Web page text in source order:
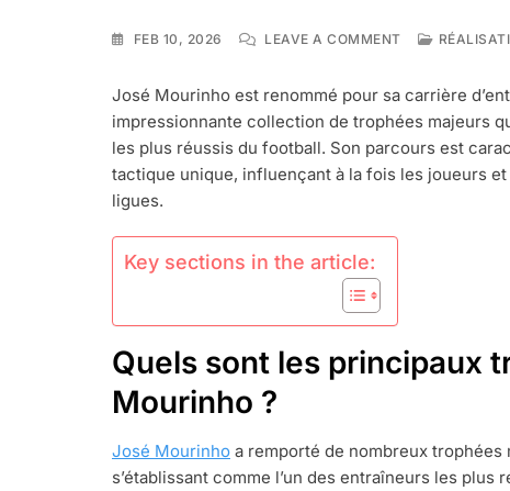
FEB 10, 2026 LEAVE A COMMENTON
:
GRANDS
TROPHÉES,
MARQUANTES
José Mourinho est renommé pour sa carrière
impressionnante collection de trophées majeurs
les plus réussis du football. Son parcours est
tactique unique, influençant à la fois les joueurs
ligues.
Key sections in the article:
Quels sont les principaux
Mourinho ?
José Mourinho a remporté de nombreux trophées
s’établissant comme l’un des entraîneurs les